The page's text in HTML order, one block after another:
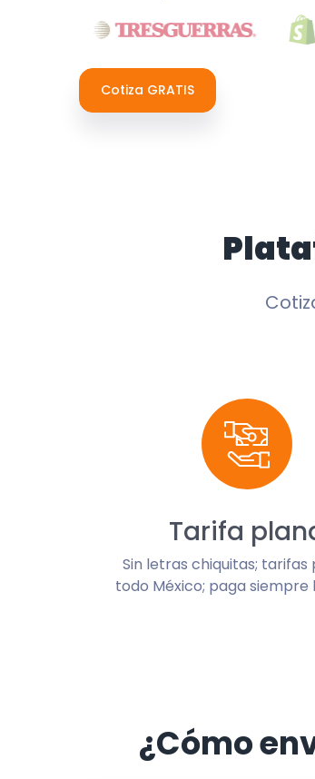
Cotiza GRATIS
Tarifa
Sin letras chiquitas; tarifas
todo México; paga siempre
¿Cómo